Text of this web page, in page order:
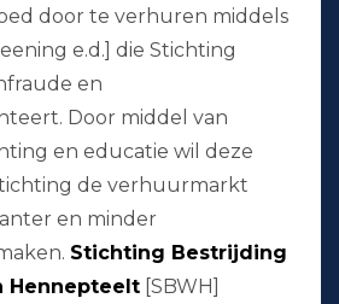
door te verhuren middels
e.d.] die Stichting
en
Door middel van
en educatie wil deze
de verhuurmarkt
en minder
Stichting Bestrijding
Hennepteelt [SBWH]